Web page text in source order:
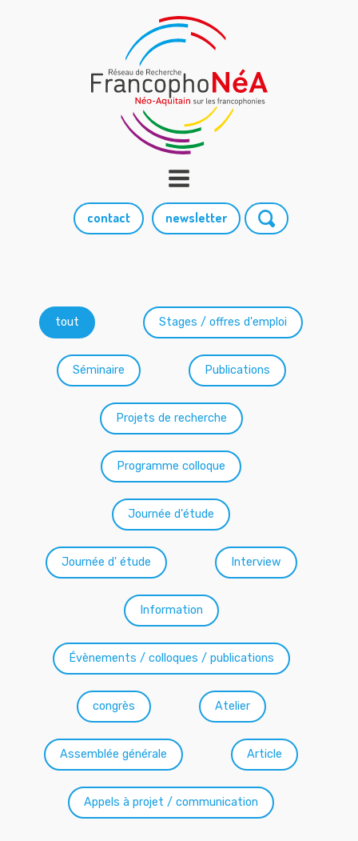
contact newsletter
Catégories
tout Stages / offres d'emploi
Séminaire Publications
Projets de recherche
Programme colloque
Journée d'étude
Journée d' étude Interview
Information
Évènements / colloques / publications
congrès Atelier
Assemblée générale Article
Appels à projet / communication